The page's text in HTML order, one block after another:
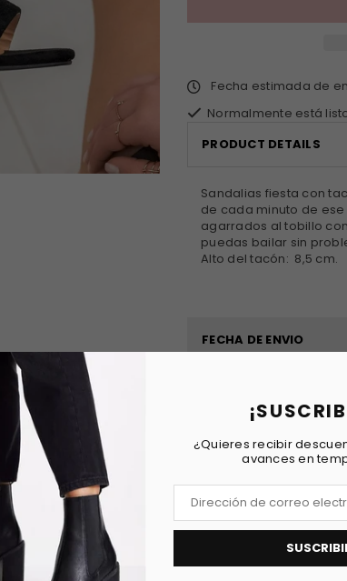
¿Quieres recibir
avances en
Fecha estimada de
Normalmente está
PRODUCT DETAILS
Sandalias fiesta con
de cada minuto de
agarrados al tobillo
puedas bailar sin
Alto del tacón: 8,5 cm.
FECHA DE ENVIO